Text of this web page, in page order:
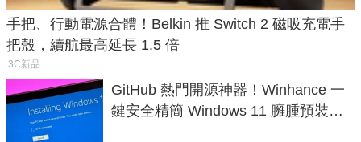
手把、行動電源合體！Belkin 推 Switch 2 磁吸充電手
把殼，續航最高延長 1.5 倍
3C新品
GitHub 熱門開源神器！Winhance 一
鍵安全精簡 Windows 11 臃腫預裝軟